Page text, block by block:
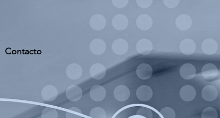
Contacto